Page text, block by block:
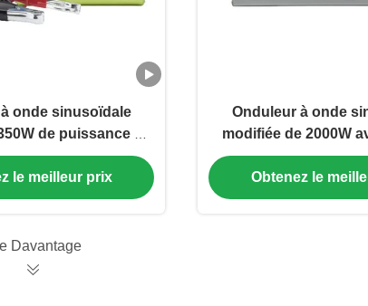
onde sinusoïdale
de puissance de
à AC 220V avec
de sécurité
le meilleur prix
Onduleur à onde
modifiée de 2000W
USB intégrée et
numérique LED pour
hors
Obtenez le
Davantage